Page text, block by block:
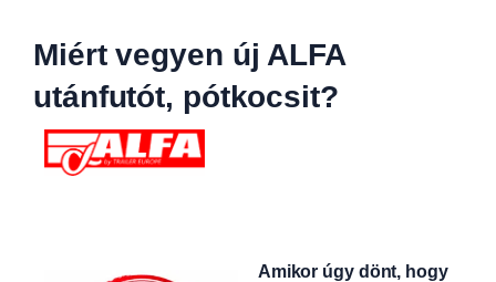
Miért vegyen új ALFA
utánfutót, pótkocsit?
Amikor úgy dönt, hogy